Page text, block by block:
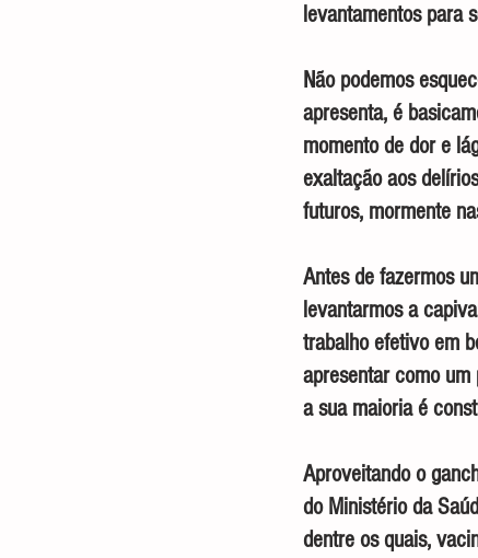
levantamentos para
Não podemos
apresenta, é
momento de dor e
exaltação aos
futuros, mormente
Antes de fazermos
levantarmos a
trabalho efetivo em
apresentar como
a sua maioria é
Aproveitando o
do Ministério da
dentre os quais,